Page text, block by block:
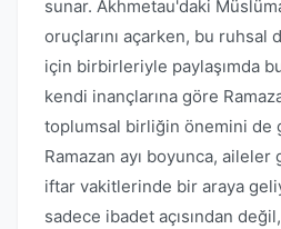
sunar. Akhmetau'daki
oruçlarını açarken, bu
için birbirleriyle paylaşımda
kendi inançlarına göre
toplumsal birliğin önemini de
Ramazan ayı boyunca,
iftar vakitlerinde bir araya
sadece ibadet açısından